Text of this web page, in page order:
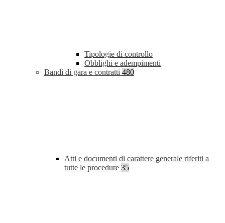
Tipologie di controllo
Obblighi e adempimenti
Bandi di gara e contratti 480
Atti e documenti di carattere generale riferiti a
tutte le procedure 35